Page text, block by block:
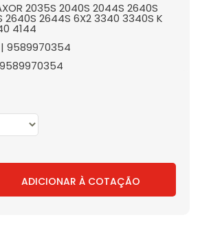
2035S 2040S 2044S 2640S
2640S 2644S 6X2 3340 3340S K
4144
9589970354
ADICIONAR À COTAÇÃO